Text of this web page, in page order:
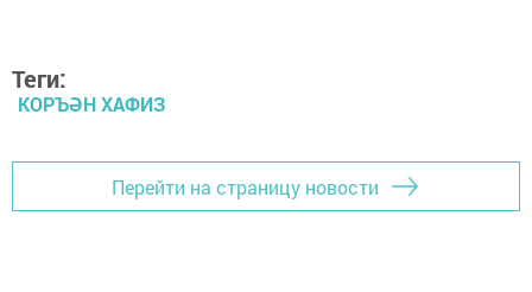
Теги:
КОРЪӘН ХАФИЗ
Перейти на страницу новости